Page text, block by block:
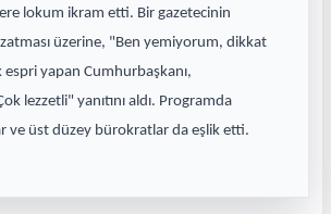
lokum ikram etti. Bir gazetecinin
üzerine, "Ben yemiyorum, dikkat
yapan Cumhurbaşkanı,
lezzetli" yanıtını aldı. Programda
ve üst düzey bürokratlar da eşlik etti.